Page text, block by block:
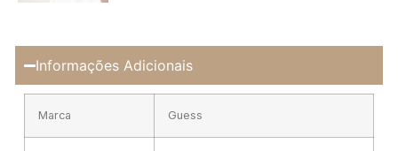
Informações Adicionais
Marca Guess